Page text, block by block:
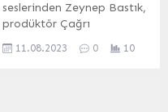
seslerinden Zeynep Bastık,
prodüktör Çağrı
albümüne “Sen Sandım”
11.08.2023 0 10